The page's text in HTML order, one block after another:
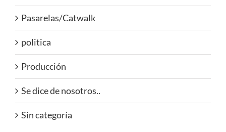
Pasarelas/Catwalk
politica
Producción
Se dice de nosotros..
Sin categoría